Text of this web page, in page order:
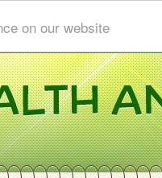
on our website